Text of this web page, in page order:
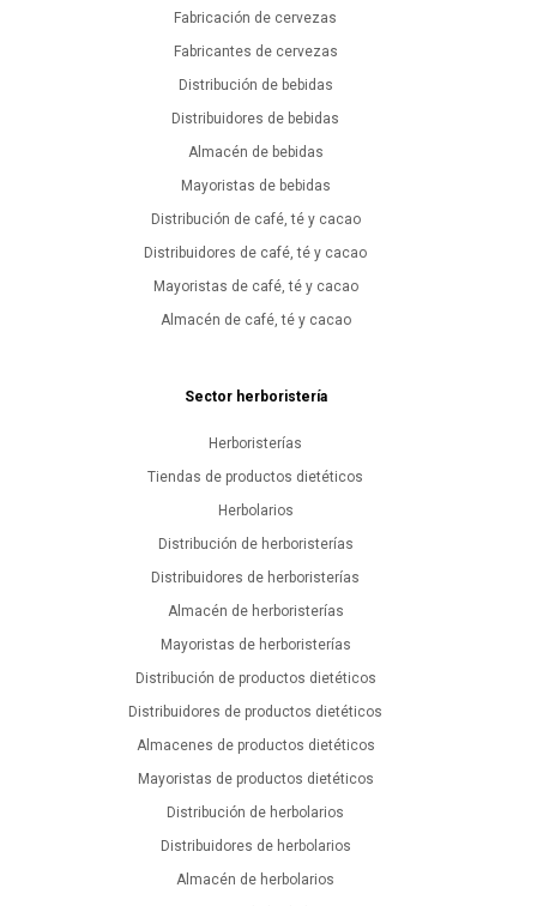
Fabricación de cervezas
Fabricantes de cervezas
Distribución de bebidas
Distribuidores de bebidas
Almacén de bebidas
Mayoristas de bebidas
Distribución de café, té y cacao
Distribuidores de café, té y cacao
Mayoristas de café, té y cacao
Almacén de café, té y cacao
Sector herboristería
Herboristerías
Tiendas de productos dietéticos
Herbolarios
Distribución de herboristerías
Distribuidores de herboristerías
Almacén de herboristerías
Mayoristas de herboristerías
Distribución de productos dietéticos
Distribuidores de productos dietéticos
Almacenes de productos dietéticos
Mayoristas de productos dietéticos
Distribución de herbolarios
Distribuidores de herbolarios
Almacén de herbolarios